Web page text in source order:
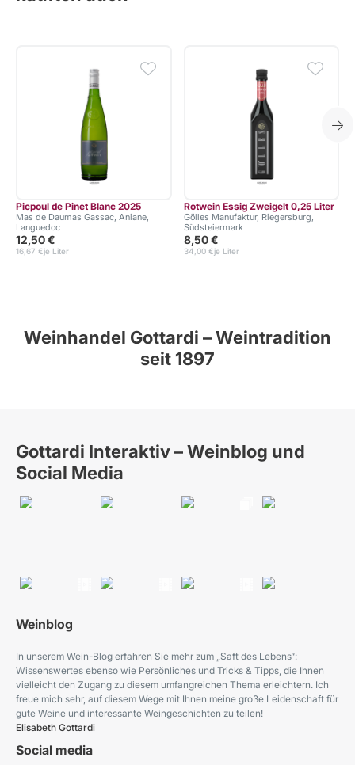
Picpoul de Pinet Blanc 2025
Mas de Daumas Gassac, Aniane,
Languedoc
12,50 €
je Liter
16,67 €
Rotwein Essig Zweigelt 0,25 Liter
Gölles Manufaktur, Riegersburg,
Südsteiermark
8,50 €
je Liter
34,00 €
Weinhandel Gottardi – Weintradition
seit 1897
Gottardi Interaktiv – Weinblog und
Social Media
Weinblog
In unserem Wein-Blog erfahren Sie mehr zum „Saft des Lebens“:
Wissenswertes ebenso wie Persönliches und Tricks & Tipps, die Ihnen
vielleicht den Zugang zu diesem umfangreichen Thema erleichtern. Ich
freue mich sehr, auf diesem Wege mit Ihnen meine große Leidenschaft für
gute Weine und interessante Weingeschichten zu teilen!
Elisabeth Gottardi
Social media